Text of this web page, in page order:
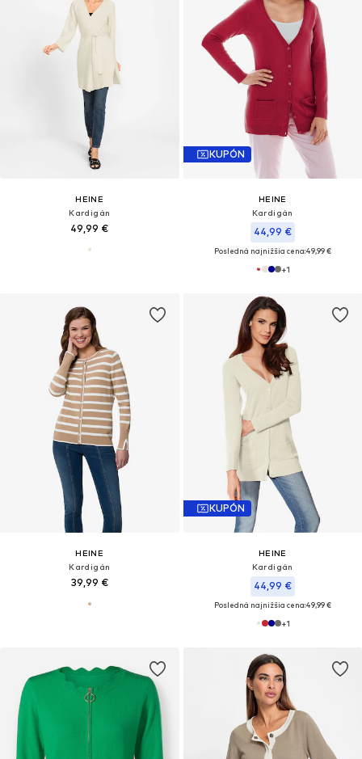
HEINE
Kardigán
49,99 €
KUPÓN
HEINE
Kardigán
44,99 €
Posledná najnižšia cena:49,99 €
+1
HEINE
Kardigán
39,99 €
KUPÓN
HEINE
Kardigán
44,99 €
Posledná najnižšia cena:49,99 €
+1